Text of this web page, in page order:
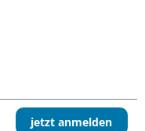
jetzt anmelden